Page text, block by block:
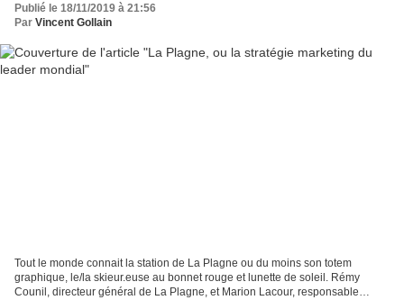
Publié le 18/11/2019 à 21:56
Par Vincent Gollain
Tout le monde connait la station de La Plagne ou du moins son totem
graphique, le/la skieur.euse au bonnet rouge et lunette de soleil. Rémy
Counil, directeur général de La Plagne, et Marion Lacour, responsable